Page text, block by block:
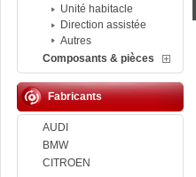
Unité habitacle
Direction assistée
Autres
Composants & pièces
Fabricants
AUDI
BMW
CITROEN